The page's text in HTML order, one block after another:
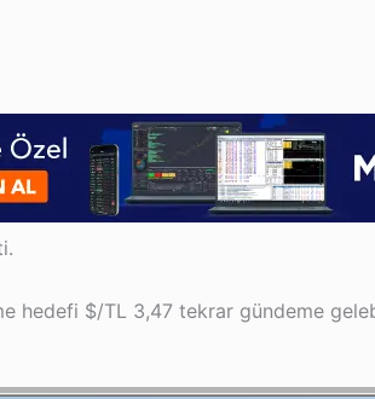
hedefi $/TL 3,47 tekrar gündeme